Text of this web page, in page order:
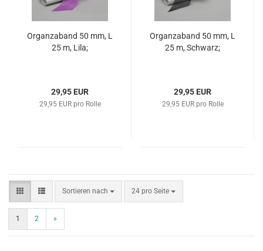
Organzaband 50 mm, L
25 m, Lila;
29,95 EUR
29,95 EUR pro Rolle
Organzaband 50 mm, L
25 m, Schwarz;
29,95 EUR
29,95 EUR pro Rolle
Sortieren nach
Sortieren nach 24 pro Seite
pro Seite
1 2 »